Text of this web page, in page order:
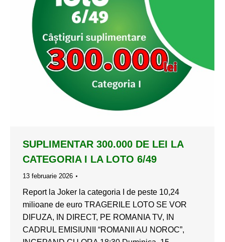
SUPLIMENTAR 300.000 DE LEI LA
CATEGORIA I LA LOTO 6/49
13 februarie 2026
Report la Joker la categoria I de peste 10,24
milioane de euro TRAGERILE LOTO SE VOR
DIFUZA, IN DIRECT, PE ROMANIA TV, IN
CADRUL EMISIUNII “ROMANII AU NOROC”,